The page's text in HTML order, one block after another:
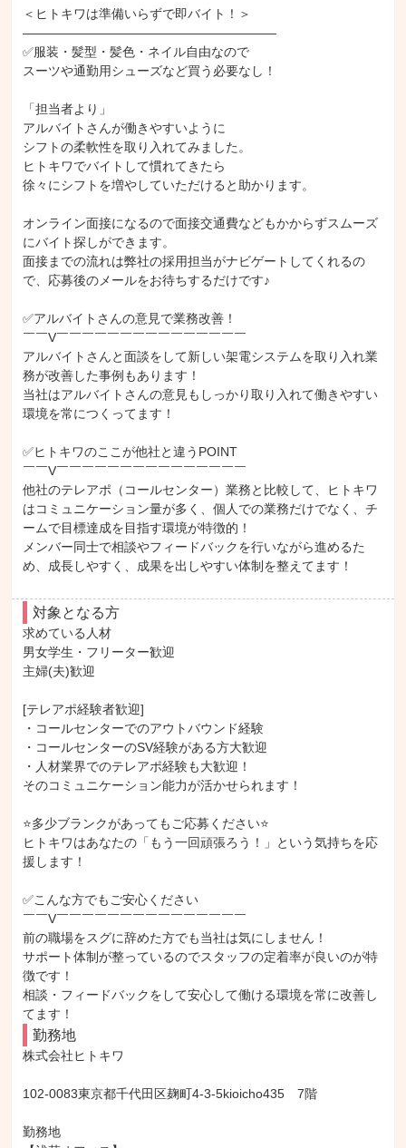
＜ヒトキワは準備いらずで即バイト！＞
――――――――――――――――――――
✅服装・髪型・髪色・ネイル自由なので
スーツや通勤用シューズなど買う必要なし！
「担当者より」
アルバイトさんが働きやすいように
シフトの柔軟性を取り入れてみました。
ヒトキワでバイトして慣れてきたら
徐々にシフトを増やしていただけると助かります。
オンライン面接になるので面接交通費などもかからずスムーズ
にバイト探しができます。
面接までの流れは弊社の採用担当がナビゲートしてくれるの
で、応募後のメールをお待ちするだけです♪
✅アルバイトさんの意見で業務改善！
￣￣V￣￣￣￣￣￣￣￣￣￣￣￣￣￣￣
アルバイトさんと面談をして新しい架電システムを取り入れ業
務が改善した事例もあります！
当社はアルバイトさんの意見もしっかり取り入れて働きやすい
環境を常につくってます！
✅ヒトキワのここが他社と違うPOINT
￣￣V￣￣￣￣￣￣￣￣￣￣￣￣￣￣￣
他社のテレアポ（コールセンター）業務と比較して、ヒトキワ
はコミュニケーション量が多く、個人での業務だけでなく、チ
ームで目標達成を目指す環境が特徴的！
メンバー同士で相談やフィードバックを行いながら進めるた
め、成長しやすく、成果を出しやすい体制を整えてます！
対象となる方
求めている人材
男女学生・フリーター歓迎
主婦(夫)歓迎
[テレアポ経験者歓迎]
・コールセンターでのアウトバウンド経験
・コールセンターのSV経験がある方大歓迎
・人材業界でのテレアポ経験も大歓迎！
そのコミュニケーション能力が活かせられます！
⭐多少ブランクがあってもご応募ください⭐
ヒトキワはあなたの「もう一回頑張ろう！」という気持ちを応
援します！
✅こんな方でもご安心ください
￣￣V￣￣￣￣￣￣￣￣￣￣￣￣￣￣￣
前の職場をスグに辞めた方でも当社は気にしません！
サポート体制が整っているのでスタッフの定着率が良いのが特
徴です！
相談・フィードバックをして安心して働ける環境を常に改善し
てます！
勤務地
株式会社ヒトキワ
102-0083東京都千代田区麹町4-3-5kioicho435　7階
勤務地